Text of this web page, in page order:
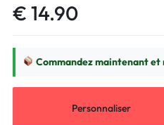
€ 14.90
Commandez maintenant
Personnaliser